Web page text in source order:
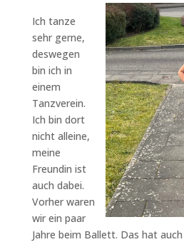
Ich tanze
sehr gerne,
deswegen
bin ich in
einem
Tanzverein.
Ich bin dort
nicht alleine,
meine
Freundin ist
auch dabei.
Vorher waren
wir ein paar
Jahre beim Ballett. Das hat